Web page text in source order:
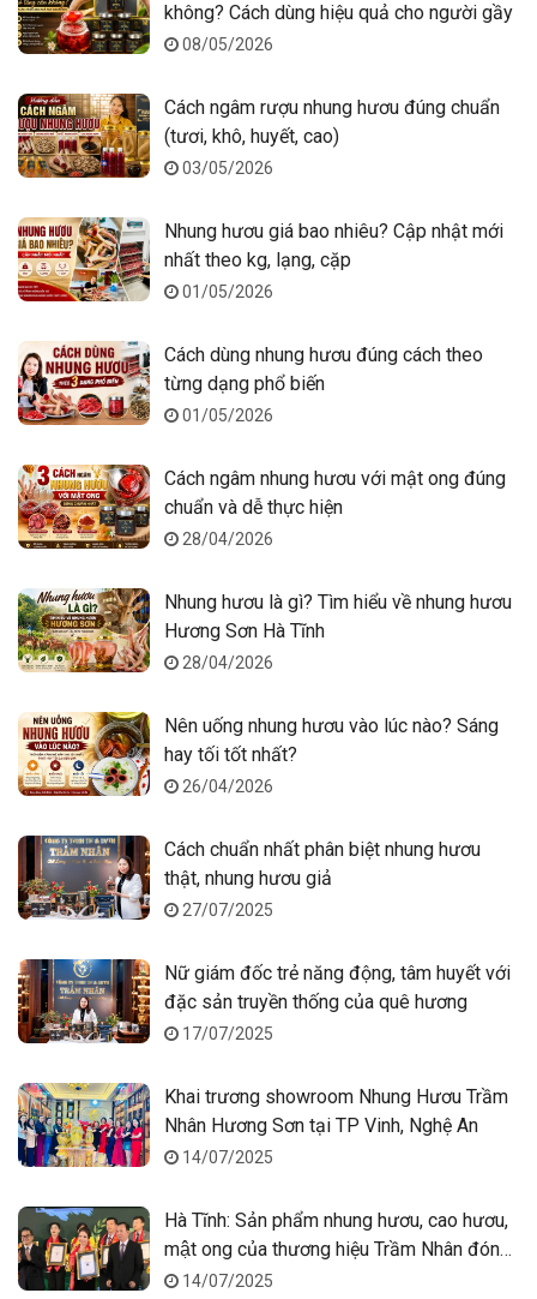
không? Cách dùng hiệu quả cho người gầy
08/05/2026
Cách ngâm rượu nhung hươu đúng chuẩn
(tươi, khô, huyết, cao)
03/05/2026
Nhung hươu giá bao nhiêu? Cập nhật mới
nhất theo kg, lạng, cặp
01/05/2026
Cách dùng nhung hươu đúng cách theo
từng dạng phổ biến
01/05/2026
Cách ngâm nhung hươu với mật ong đúng
chuẩn và dễ thực hiện
28/04/2026
Nhung hươu là gì? Tìm hiểu về nhung hươu
Hương Sơn Hà Tĩnh
28/04/2026
Nên uống nhung hươu vào lúc nào? Sáng
hay tối tốt nhất?
26/04/2026
Cách chuẩn nhất phân biệt nhung hươu
thật, nhung hươu giả
27/07/2025
Nữ giám đốc trẻ năng động, tâm huyết với
đặc sản truyền thống của quê hương
17/07/2025
Khai trương showroom Nhung Hươu Trầm
Nhân Hương Sơn tại TP Vinh, Nghệ An
14/07/2025
Hà Tĩnh: Sản phẩm nhung hươu, cao hươu,
mật ong của thương hiệu Trầm Nhân đón
nhận danh hiệu Top 10 chương Trình “Sao
14/07/2025